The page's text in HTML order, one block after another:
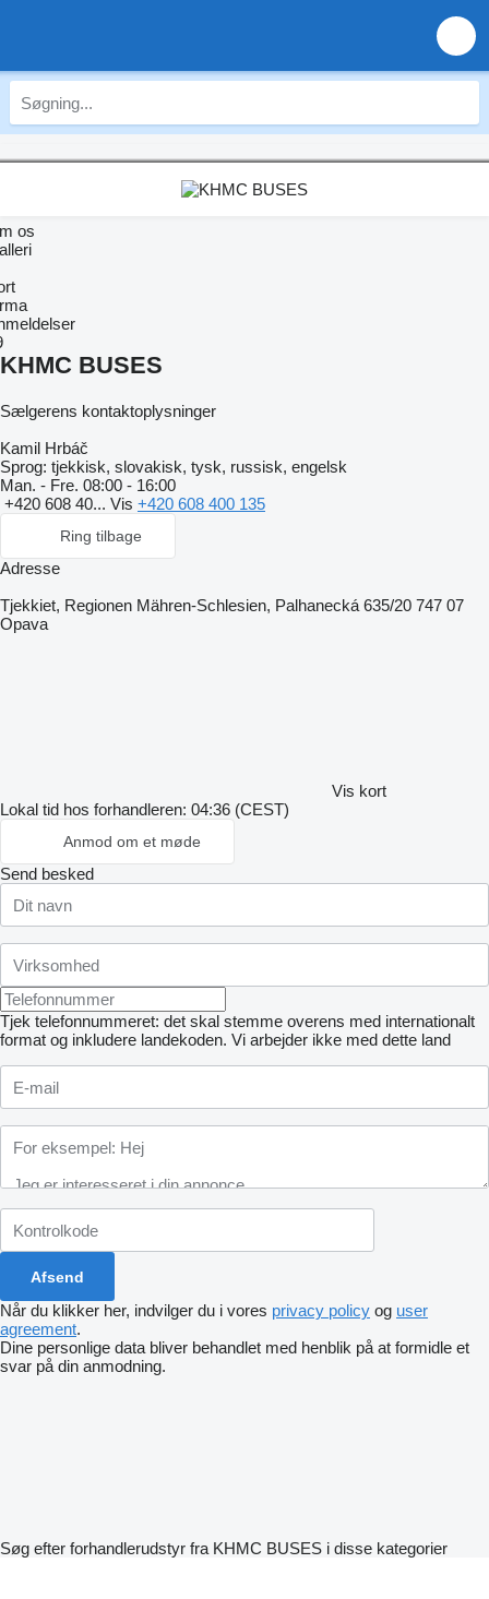
os
KHMC BUSES
Sælgerens kontaktoplysninger
Kamil Hrbáč
Sprog: tjekkisk, slovakisk, tysk, russisk, engelsk
Man. - Fre. 08:00 - 16:00
+420 608 40... Vis +420 608 400 135
Ring tilbage
Adresse
Tjekkiet, Regionen Mähren-Schlesien, Palhanecká 635/20 747 07
Opava
Vis kort
Lokal tid hos forhandleren: 04:36 (CEST)
Anmod om et møde
Send besked
Tjek telefonnummeret: det skal stemme overens med internationalt
format og inkludere landekoden. Vi arbejder ikke med dette land
Når du klikker her, indvilger du i vores privacy policy og user
agreement.
Dine personlige data bliver behandlet med henblik på at formidle et
svar på din anmodning.
Søg efter forhandlerudstyr fra KHMC BUSES i disse kategorier